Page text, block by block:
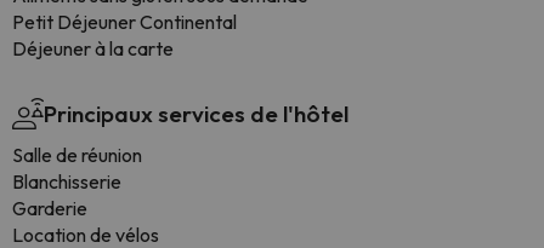
Petit Déjeuner Continental
Déjeuner à la carte
Principaux services de l'hôtel
Salle de réunion
Blanchisserie
Garderie
Location de vélos